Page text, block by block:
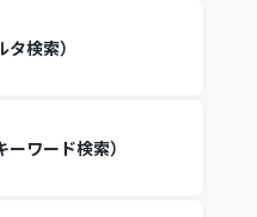
検索）
ワード検索）